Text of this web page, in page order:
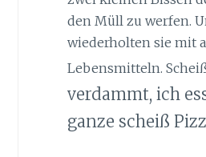
den Müll zu werfen.
wiederholten sie mit
Lebensmitteln.
verdammt, ich
ganze scheiß